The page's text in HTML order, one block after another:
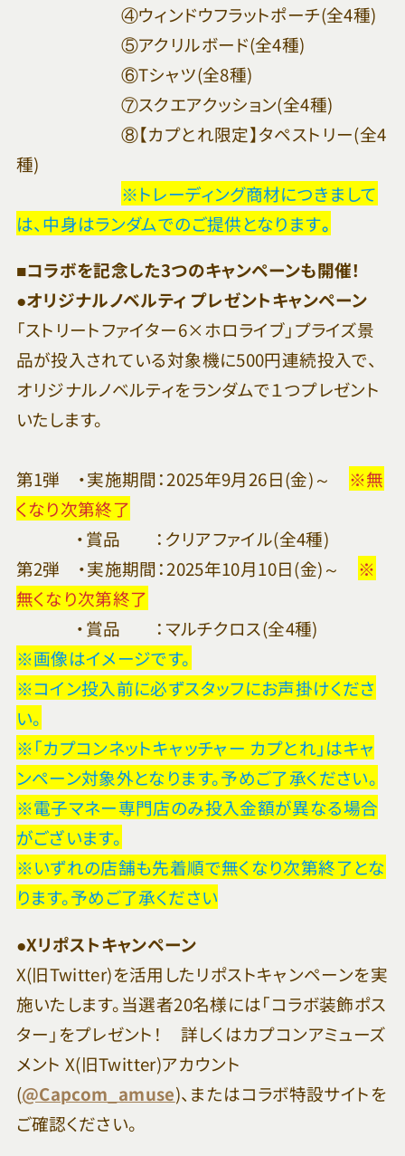
④ウィンドウフラットポーチ(全4種)
⑤アクリルボード(全4種)
⑥Tシャツ(全8種)
⑦スクエアクッション(全4種)
⑧【カプとれ限定】タペストリー(全4
種)
※トレーディング商材につきまして
は、中身はランダムでのご提供となります。
■コラボを記念した3つのキャンペーンも開催！
●オリジナルノベルティ プレゼントキャンペーン
「ストリートファイター6×ホロライブ」プライズ景
品が投入されている対象機に500円連続投入で、
オリジナルノベルティをランダムで１つプレゼント
いたします。
第1弾 ・実施期間：2025年9月26日(金)～ ※無
くなり次第終了
・賞品 ：クリアファイル(全4種)
第2弾 ・実施期間：2025年10月10日(金)～ ※
無くなり次第終了
・賞品 ：マルチクロス(全4種)
※画像はイメージです。
※コイン投入前に必ずスタッフにお声掛けくださ
い。
※「カプコンネットキャッチャー カプとれ」はキャ
ンペーン対象外となります。予めご了承ください。
※電子マネー専門店のみ投入金額が異なる場合
がございます。
※いずれの店舗も先着順で無くなり次第終了とな
ります。予めご了承ください
●Xリポストキャンペーン
X(旧Twitter)を活用したリポストキャンペーンを実
施いたします。当選者20名様には「コラボ装飾ポス
ター」をプレゼント！ 詳しくはカプコンアミューズ
メント X(旧Twitter)アカウント
(@Capcom_amuse)、またはコラボ特設サイトを
ご確認ください。